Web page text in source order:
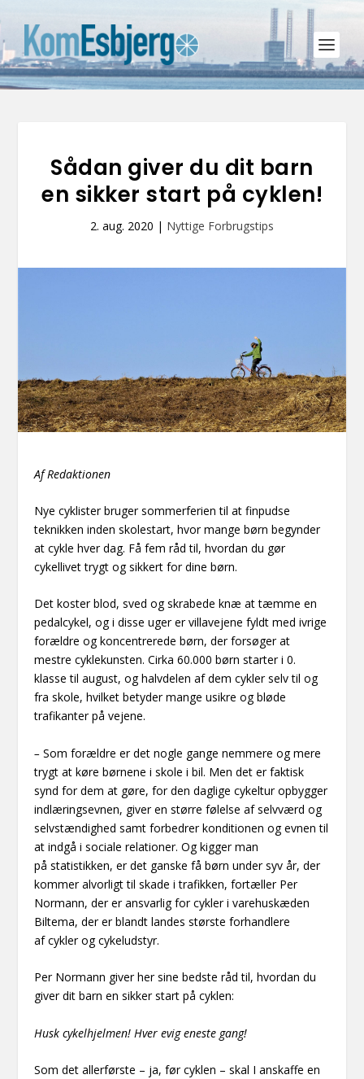
Sådan giver du dit barn
en sikker start på cyklen!
2. aug. 2020 | Nyttige Forbrugstips
Af Redaktionen
Nye cyklister bruger sommerferien til at finpudse
teknikken inden skolestart, hvor mange børn begynder
at cykle hver dag. Få fem råd til, hvordan du gør
cykellivet trygt og sikkert for dine børn.
Det koster blod, sved og skrabede knæ at tæmme en
pedalcykel, og i disse uger er villavejene fyldt med ivrige
forældre og koncentrerede børn, der forsøger at
mestre cyklekunsten. Cirka 60.000 børn starter i 0.
klasse til august, og halvdelen af dem cykler selv til og
fra skole, hvilket betyder mange usikre og bløde
trafikanter på vejene.
–Som forældre er det nogle gange nemmere og mere
trygt at køre børnene i skole i bil. Men det er faktisk
synd for dem at gøre, for den daglige cykeltur opbygger
indlæringsevnen, giver en større følelse af selvværd og
selvstændighed samt forbedrer konditionen og evnen til
at indgå i sociale relationer. Og kigger man
på statistikken, er det ganske få børn under syv år, der
kommer alvorligt til skade i trafikken, fortæller Per
Normann, der er ansvarlig for cykler i varehuskæden
Biltema, der er blandt landes største forhandlere
af cykler og cykeludstyr.
Per Normann giver her sine bedste råd til, hvordan du
giver dit barn en sikker start på cyklen:
Husk cykelhjelmen! Hver evig eneste gang!
Som det allerførste – ja, før cyklen – skal I anskaffe en